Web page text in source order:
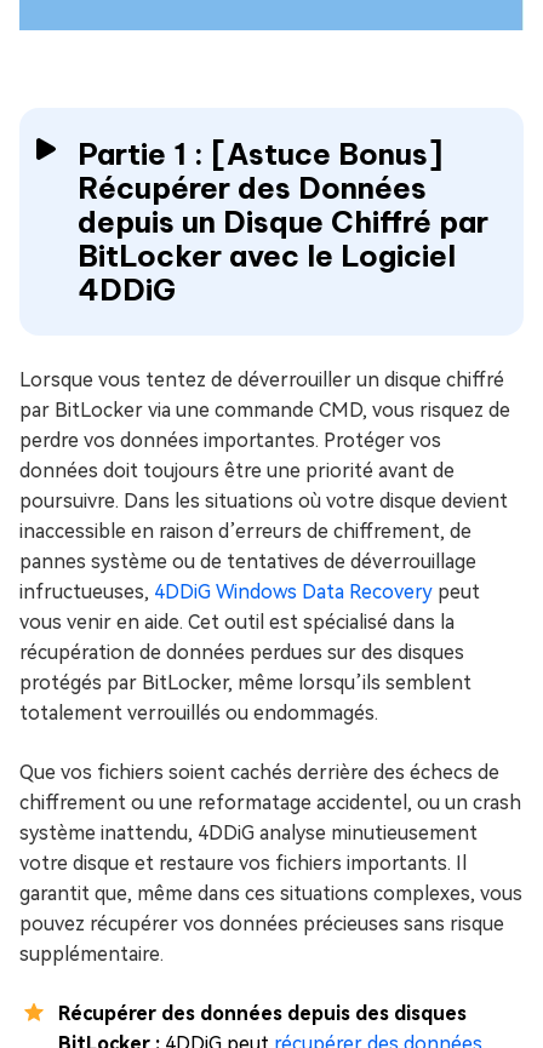
Partie 1 : [Astuce Bonus]
Récupérer des Données
depuis un Disque Chiffré par
BitLocker avec le Logiciel
4DDiG
Lorsque vous tentez de déverrouiller un disque chiffré
par BitLocker via une commande CMD, vous risquez de
perdre vos données importantes. Protéger vos
données doit toujours être une priorité avant de
poursuivre. Dans les situations où votre disque devient
inaccessible en raison d’erreurs de chiffrement, de
pannes système ou de tentatives de déverrouillage
infructueuses, 4DDiG Windows Data Recovery peut
vous venir en aide. Cet outil est spécialisé dans la
récupération de données perdues sur des disques
protégés par BitLocker, même lorsqu’ils semblent
totalement verrouillés ou endommagés.
Que vos fichiers soient cachés derrière des échecs de
chiffrement ou une reformatage accidentel, ou un crash
système inattendu, 4DDiG analyse minutieusement
votre disque et restaure vos fichiers importants. Il
garantit que, même dans ces situations complexes, vous
pouvez récupérer vos données précieuses sans risque
supplémentaire.
Récupérer des données depuis des disques